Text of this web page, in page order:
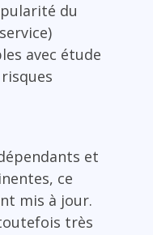
du
avec étude
et
ce
mis à jour.
très